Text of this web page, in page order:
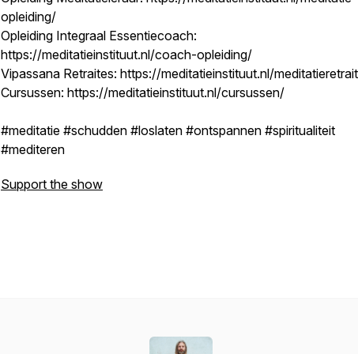
opleiding/
Opleiding Integraal Essentiecoach:
https://meditatieinstituut.nl/coach-opleiding/
Vipassana Retraites: https://meditatieinstituut.nl/
Cursussen: https://meditatieinstituut.nl/cursussen/
#meditatie #schudden #loslaten #ontspannen #spiritualiteit
#mediteren
Support the show